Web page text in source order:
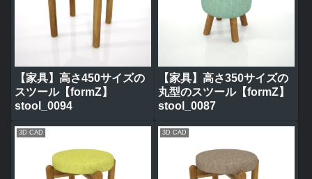
【家具】高さ450サイズの
スツール【formZ】
stool_0094
【家具】高さ350サイズの
丸型のスツール【formZ】
stool_0087
3D CAD 3D CAD